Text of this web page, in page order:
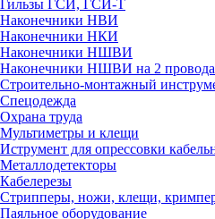
Гильзы ГСИ, ГСИ-Т
Наконечники НВИ
Наконечники НКИ
Наконечники НШВИ
Наконечники НШВИ на 2 провода
Строительно-монтажный
Спецодежда
Охрана труда
Мультиметры и клещи
Иструмент для опрессовки
Металлодетекторы
Кабелерезы
Стрипперы, ножи, клещи,
Паяльное оборудование